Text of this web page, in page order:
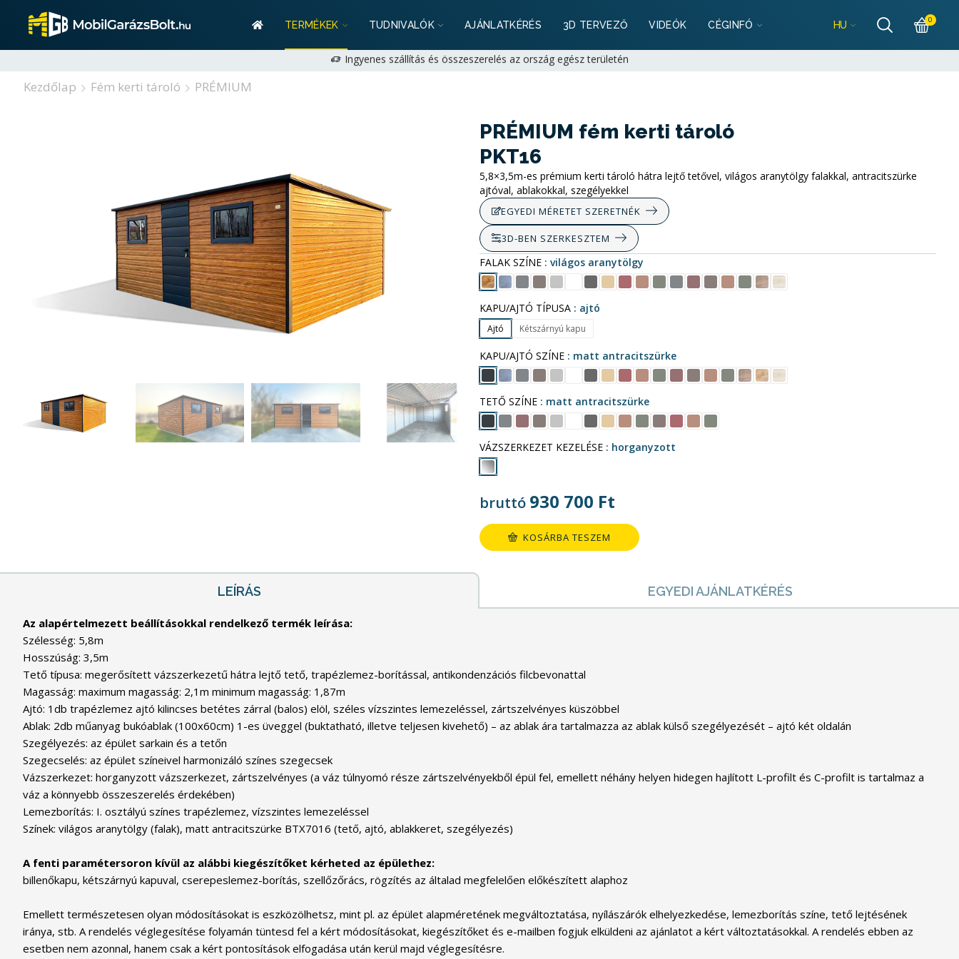
TERMÉKEK TUDNIVALÓK AJÁNLATKÉRÉS 3D TERVEZŐ VIDEÓK CÉGINFÓ HU 0
Garancia: 2+1 év lehetőség magánszemélyeknek | 1+1 év cégeknek -
Ingyenes szállítás és összeszerelés az ország egész területén
Kezdőlap Fém kerti tároló PRÉMIUM
PRÉMIUM fém kerti tároló
PKT16
5,8×3,5m-es prémium kerti tároló hátra lejtő tetővel, világos aranytölgy falakkal, antracitszürke
ajtóval, ablakokkal, szegélyekkel
EGYEDI MÉRETET SZERETNÉK
3D-BEN SZERKESZTEM
FALAK SZÍNE világos aranytölgy
KAPU/AJTÓ TÍPUSA ajtó
Ajtó Kétszárnyú kapu
KAPU/AJTÓ SZÍNE matt antracitszürke
TETŐ SZÍNE matt antracitszürke
VÁZSZERKEZET KEZELÉSE horganyzott
bruttó 930 700 Ft
KOSÁRBA TESZEM
LEÍRÁS EGYEDI AJÁNLATKÉRÉS
Az alapértelmezett beállításokkal rendelkező termék leírása:
Szélesség: 5,8m
Hosszúság: 3,5m
Tető típusa: megerősített vázszerkezetű hátra lejtő tető, trapézlemez-borítással, antikondenzációs filcbevonattal
Magasság: maximum magasság: 2,1m minimum magasság: 1,87m
Ajtó: 1db trapézlemez ajtó kilincses betétes zárral (balos) elöl, széles vízszintes lemezeléssel, zártszelvényes küszöbbel
Ablak: 2db műanyag bukóablak (100x60cm) 1-es üveggel (buktatható, illetve teljesen kivehető) – az ablak ára tartalmazza az ablak külső szegélyezését – ajtó két oldalán
Szegélyezés: az épület sarkain és a tetőn
Szegecselés: az épület színeivel harmonizáló színes szegecsek
Vázszerkezet: horganyzott vázszerkezet, zártszelvényes (a váz túlnyomó része zártszelvényekből épül fel, emellett néhány helyen hidegen hajlított L-profilt és C-profilt is tartalmaz a
váz a könnyebb összeszerelés érdekében)
Lemezborítás: I. osztályú színes trapézlemez, vízszintes lemezeléssel
Színek: világos aranytölgy (falak), matt antracitszürke BTX7016 (tető, ajtó, ablakkeret, szegélyezés)
A fenti paramétersoron kívül az alábbi kiegészítőket kérheted az épülethez:
billenőkapu, kétszárnyú kapuval, cserepeslemez-borítás, szellőzőrács, rögzítés az általad megfelelően előkészített alaphoz
Emellett természetesen olyan módosításokat is eszközölhetsz, mint pl. az épület alapméretének megváltoztatása, nyílászárók elhelyezkedése, lemezborítás színe, tető lejtésének
iránya, stb. A rendelés véglegesítése folyamán tüntesd fel a kért módosításokat, kiegészítőket és e-mailben fogjuk elküldeni az ajánlatot a kért változtatásokkal. A rendelés ebben az
esetben nem azonnal, hanem csak a kért pontosítások elfogadása után kerül majd véglegesítésre.